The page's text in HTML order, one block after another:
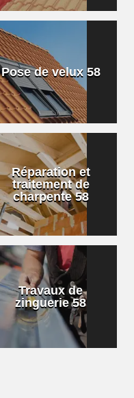
Pose de velux 58
Réparation et
traitement de
charpente 58
Travaux de
zinguerie 58